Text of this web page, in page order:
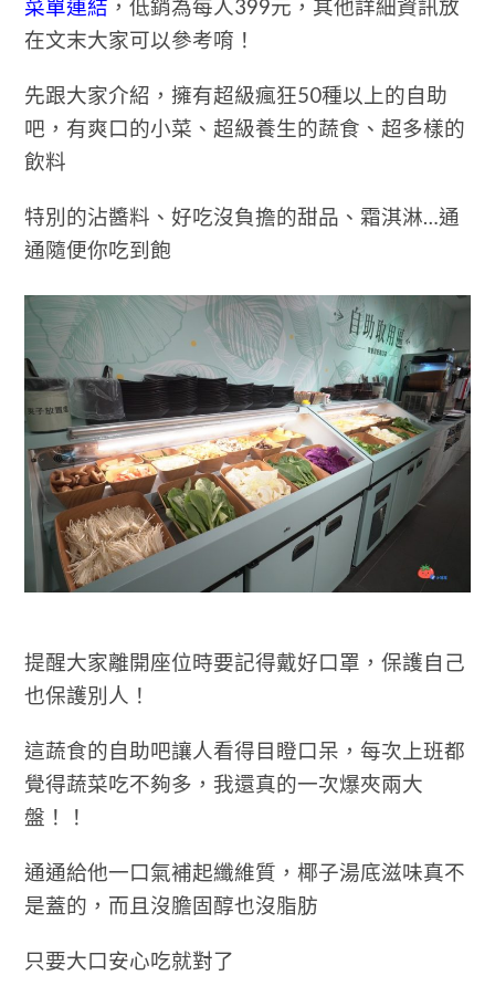
菜單連結 ，低銷為每人399元，其他詳細資訊放
在文末大家可以參考唷！
先跟大家介紹，擁有超級瘋狂50種以上的自助
吧，有爽口的小菜、超級養生的蔬食、超多樣的
飲料
特別的沾醬料、好吃沒負擔的甜品、霜淇淋…通
通隨便你吃到飽
提醒大家離開座位時要記得戴好口罩，保護自己
也保護別人！
這蔬食的自助吧讓人看得目瞪口呆，每次上班都
覺得蔬菜吃不夠多，我還真的一次爆夾兩大
盤！！
通通給他一口氣補起纖維質，椰子湯底滋味真不
是蓋的，而且沒膽固醇也沒脂肪
只要大口安心吃就對了